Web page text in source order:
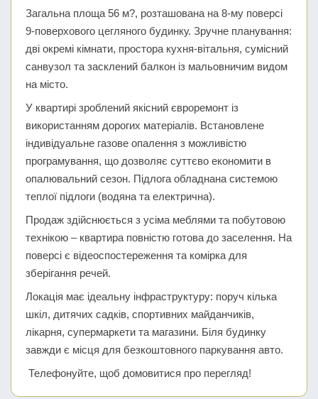
Загальна площа 56 м?, розташована на 8-му поверсі
9-поверхового цегляного будинку. Зручне планування:
дві окремі кімнати, простора кухня-вітальня, сумісний
санвузол та засклений балкон із мальовничим видом
на місто.
У квартирі зроблений якісний євроремонт із
використанням дорогих матеріалів. Встановлене
індивідуальне газове опалення з можливістю
програмування, що дозволяє суттєво економити в
опалювальний сезон. Підлога обладнана системою
теплої підлоги (водяна та електрична).
Продаж здійснюється з усіма меблями та побутовою
технікою – квартира повністю готова до заселення. На
поверсі є відеоспостереження та комірка для
зберігання речей.
Локація має ідеальну інфраструктуру: поруч кілька
шкіл, дитячих садків, спортивних майданчиків,
лікарня, супермаркети та магазини. Біля будинку
завжди є місця для безкоштовного паркування авто.
Телефонуйте, щоб домовитися про перегляд!